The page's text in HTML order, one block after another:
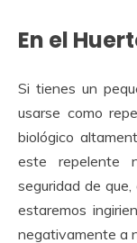
En el
Si tienes un
usarse como
biológico
este repelente
seguridad de
estaremos
negativamente a